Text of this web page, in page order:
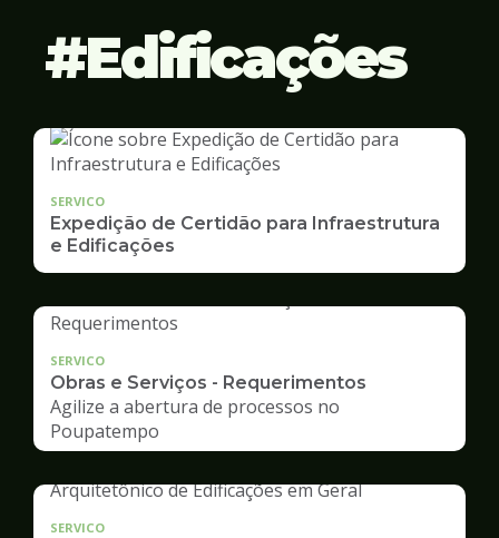
Edificações
SERVICO
Expedição de Certidão para Infraestrutura
e Edificações
SERVICO
Obras e Serviços - Requerimentos
Agilize a abertura de processos no
Poupatempo
SERVICO